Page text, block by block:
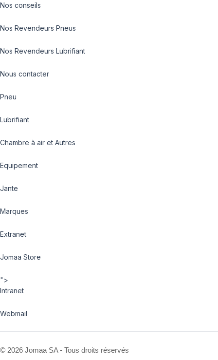
Nos conseils
Nos Revendeurs Pneus
Nos Revendeurs Lubrifiant
Nous contacter
Pneu
Lubrifiant
Chambre à air et Autres
Equipement
Jante
Marques
Extranet
Jomaa Store
">
Intranet
Webmail
© 2026 Jomaa SA - Tous droits réservés